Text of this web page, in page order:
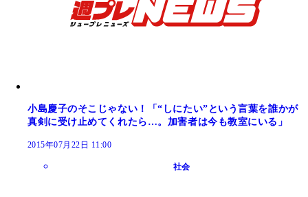
小島慶子のそこじゃない！「“しにたい”という言葉を誰かが
真剣に受け止めてくれたら…。加害者は今も教室にいる」
2015年07月22日 11:00
社会